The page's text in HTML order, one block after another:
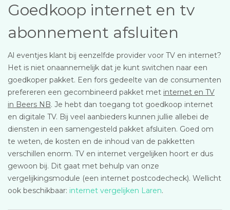
Goedkoop internet en tv
abonnement afsluiten
Al eventjes klant bij eenzelfde provider voor TV en internet?
Het is niet onaannemelijk dat je kunt switchen naar een
goedkoper pakket. Een fors gedeelte van de consumenten
prefereren een gecombineerd pakket met internet en TV
in Beers NB. Je hebt dan toegang tot goedkoop internet
en digitale TV. Bij veel aanbieders kunnen jullie allebei de
diensten in een samengesteld pakket afsluiten. Goed om
te weten, de kosten en de inhoud van de pakketten
verschillen enorm. TV en internet vergelijken hoort er dus
gewoon bij. Dit gaat met behulp van onze
vergelijkingsmodule (een internet postcodecheck). Wellicht
ook beschikbaar: internet vergelijken Laren.